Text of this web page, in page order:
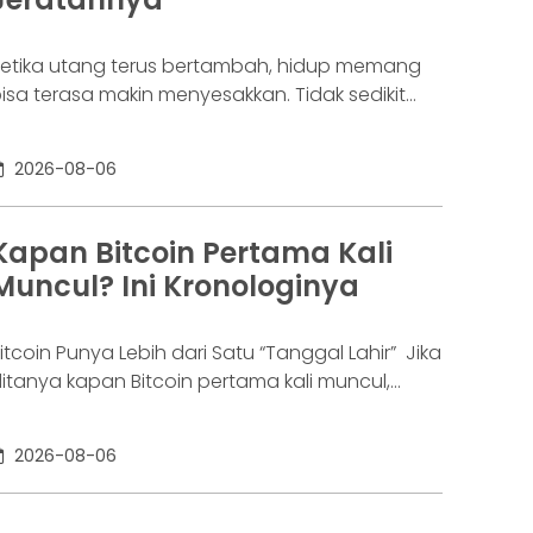
utang terus bertambah, hidup memang
terasa makin menyesakkan. Tidak sedikit
kondisi yang kita kenal sebagai
bayar. Ini bukan masalah segelintir orang.
laporan OJK dari dataindonesia.id,
kredit macet di industri fintech tercatat
ke 4,38% per Januari
2026-08-06
Bitcoin Pertama Kali
Ini Kronologinya
Punya Lebih dari Satu “Tanggal Lahir” Jika
kapan Bitcoin pertama kali muncul,
lain mengatakan 2009. Keduanya tidak
salah. Bitcoin pertama kali
2026-08-06